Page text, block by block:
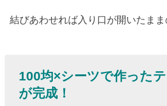
結びあわせれば入り口が開いたま
100均×シーツで作った
が完成！